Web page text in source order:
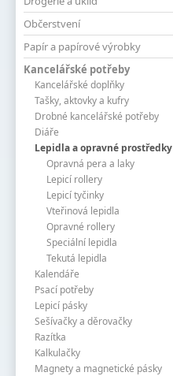
Občerstvení
Papír a papírové výrobky
Kancelářské potřeby
Kancelářské doplňky
Tašky, aktovky a kufry
Drobné kancelářské potřeby
Diáře
Lepidla a opravné prostředky
Opravná pera a laky
Lepicí rollery
Lepicí tyčinky
Vteřinová lepidla
Opravné rollery
Speciální lepidla
Tekutá lepidla
Kalendáře
Psací potřeby
Lepicí pásky
Sešívačky a děrovačky
Razítka
Kalkulačky
Magnety a magnetické pásky